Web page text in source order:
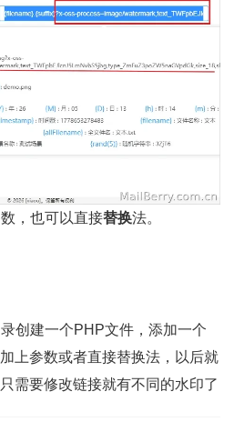
，也可以直接替换法。
创建一个PHP文件，添加一个
上参数或者直接替换法，以后就
需要修改链接就有不同的水印了